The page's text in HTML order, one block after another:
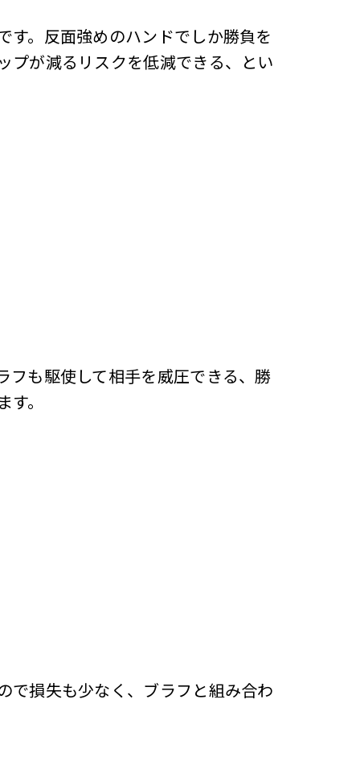
す。反面強めのハンドでしか勝負を
プが減るリスクを低減できる、とい
フも駆使して相手を威圧できる、勝
。
で損失も少なく、ブラフと組み合わ